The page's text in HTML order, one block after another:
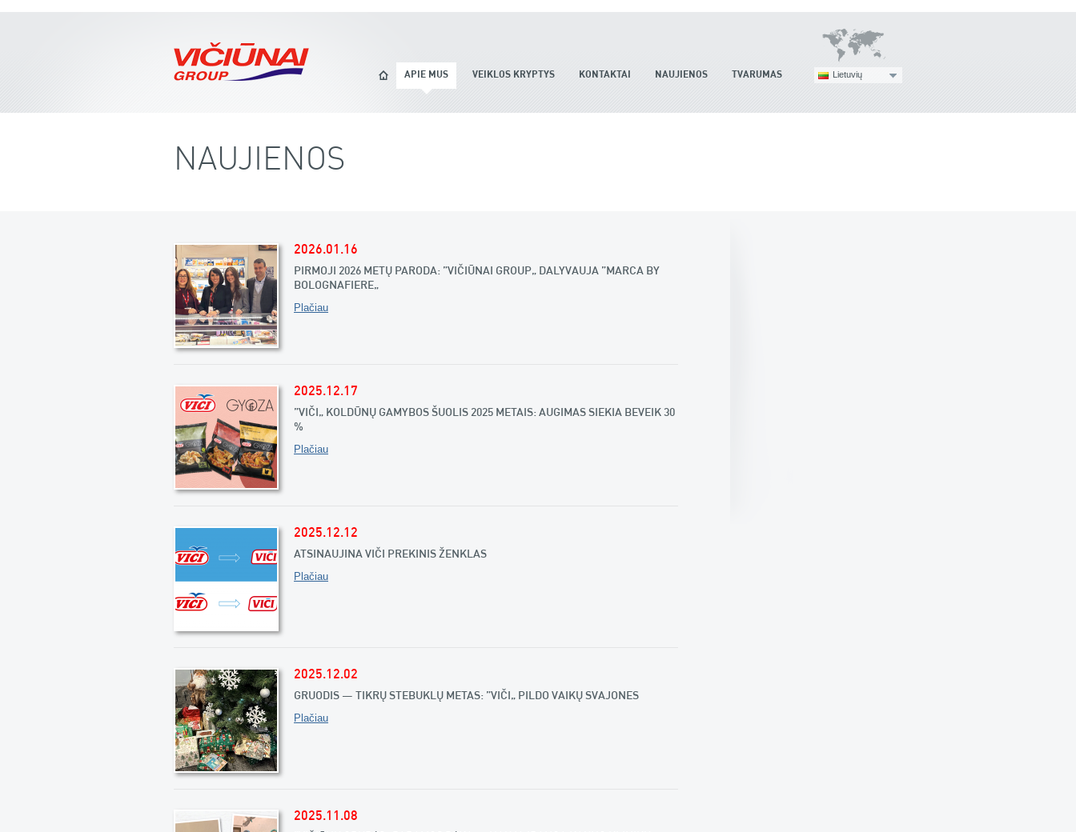
APIE MUS VEIKLOS KRYPTYS KONTAKTAI NAUJIENOS TVARUMAS Lietuvių
NAUJIENOS
2026.01.16
PIRMOJI 2026 METŲ PARODA: „VIČIŪNAI GROUP“ DALYVAUJA „MARCA BY
BOLOGNAFIERE“
Plačiau
2025.12.17
„VIČI“ KOLDŪNŲ GAMYBOS ŠUOLIS 2025 METAIS: AUGIMAS SIEKIA BEVEIK 30
%
Plačiau
2025.12.12
ATSINAUJINA VIČI PREKINIS ŽENKLAS
Plačiau
2025.12.02
GRUODIS – TIKRŲ STEBUKLŲ METAS: „VIČI“ PILDO VAIKŲ SVAJONES
Plačiau
2025.11.08